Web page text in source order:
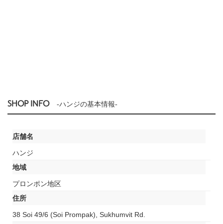
SHOP INFO -ハンジの基本情報-
店舗名
ハンジ
地域
プロンポン地区
住所
38 Soi 49/6 (Soi Prompak), Sukhumvit Rd.